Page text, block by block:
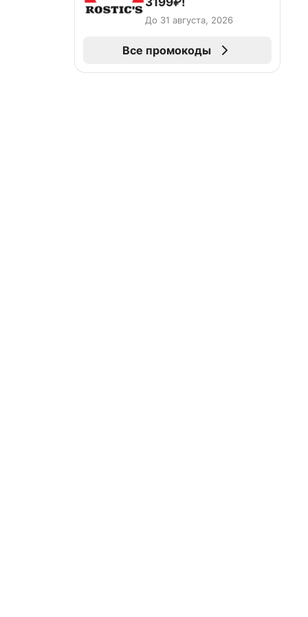
До 31 августа, 2026
Все промокоды